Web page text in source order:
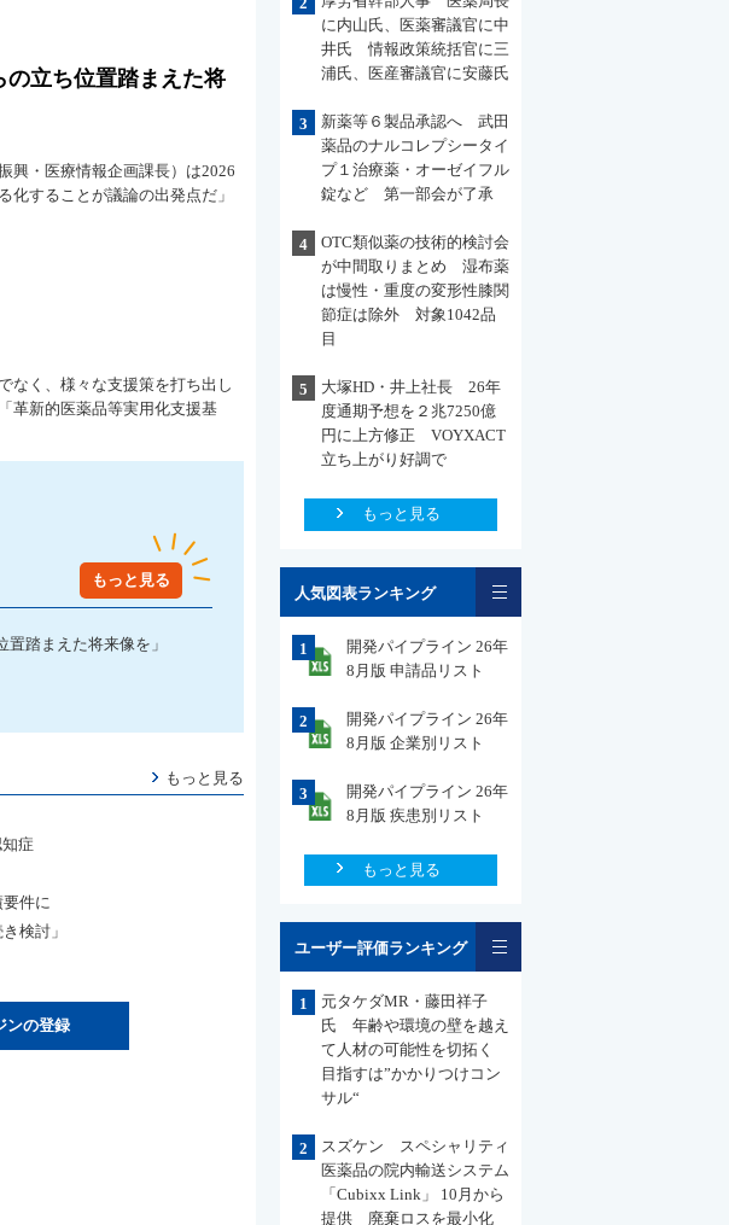
立ち位置踏まえた将
興・医療情報企画課長）は2026
することが議論の出発点だ」
なく、様々な支援策を打ち出し
革新的医薬品等実用化支援基
もっと見る
踏まえた将来像を」
もっと見る
症
件に
検討」
ンの登録
に内山氏、医薬審議官に中
井氏 情報政策統括官に三
浦氏、医産審議官に安藤氏
3
新薬等６製品承認へ 武田
薬品のナルコレプシータイ
プ１治療薬・オーゼイフル
錠など 第一部会が了承
4
OTC類似薬の技術的検討会
が中間取りまとめ 湿布薬
は慢性・重度の変形性膝関
節症は除外 対象1042品
目
5
大塚HD・井上社長 26年
度通期予想を２兆7250億
円に上方修正 VOYXACT
立ち上がり好調で
もっと見る
人気図表ランキング
1
開発パイプライン 26年
8月版 申請品リスト
2
開発パイプライン 26年
8月版 企業別リスト
3
開発パイプライン 26年
8月版 疾患別リスト
もっと見る
ユーザー評価ランキング
1
元タケダMR・藤田祥子
氏 年齢や環境の壁を越え
て人材の可能性を切拓く
目指すは”かかりつけコン
サル“
2
スズケン スペシャリティ
医薬品の院内輸送システム
「Cubixx Link」 10月から
提供 廃棄ロスを最小化